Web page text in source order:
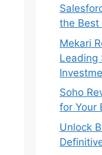
the Best
Mekari
Leading
Soho
for Your
Unlock